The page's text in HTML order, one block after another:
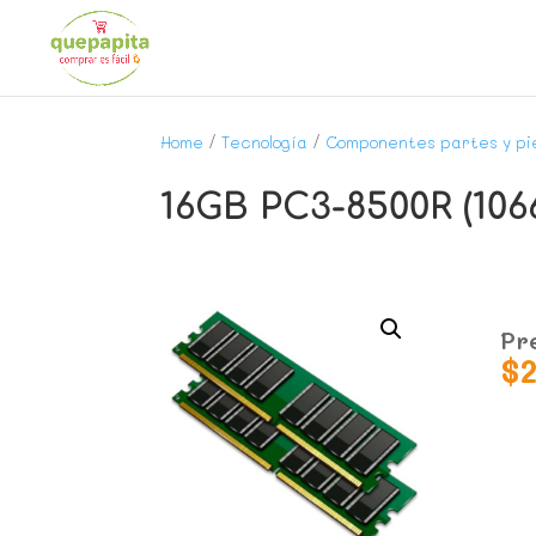
Home /Tecnología / Componentes partes y
16GB PC3-8500R
$